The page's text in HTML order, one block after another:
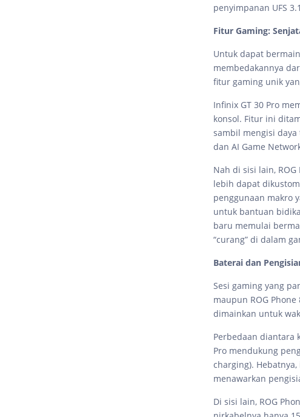
penyimpanan UFS
Fitur Gaming:
Untuk dapat
membedakannya
fitur gaming unik
Infinix GT 30 Pro
konsol. Fitur ini
sambil mengisi daya
dan AI Game
Nah di sisi lain,
lebih dapat
penggunaan makro
untuk bantuan
baru memulai
“curang” di dalam
Baterai dan
Sesi gaming yang
maupun ROG
dimainkan untuk
Perbedaan diantara
Pro mendukung
charging).
menawarkan
Di sisi lain, ROG